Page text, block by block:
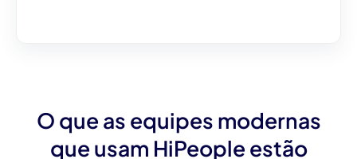
O que as equipes modernas
que usam HiPeople estão